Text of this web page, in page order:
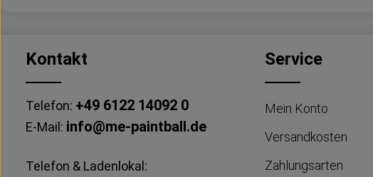
Kontakt
Telefon: +49 6122 14092 0
E-Mail: info@me-paintball.de
Telefon & Ladenlokal:
Service
Mein Konto
Versandkosten
Zahlungsarten